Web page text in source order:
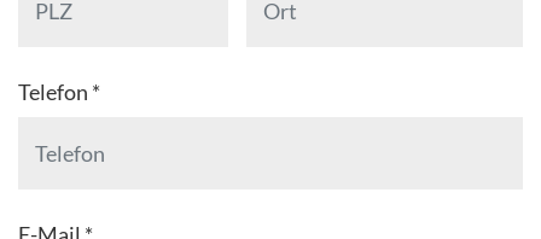
Telefon *
E-Mail *